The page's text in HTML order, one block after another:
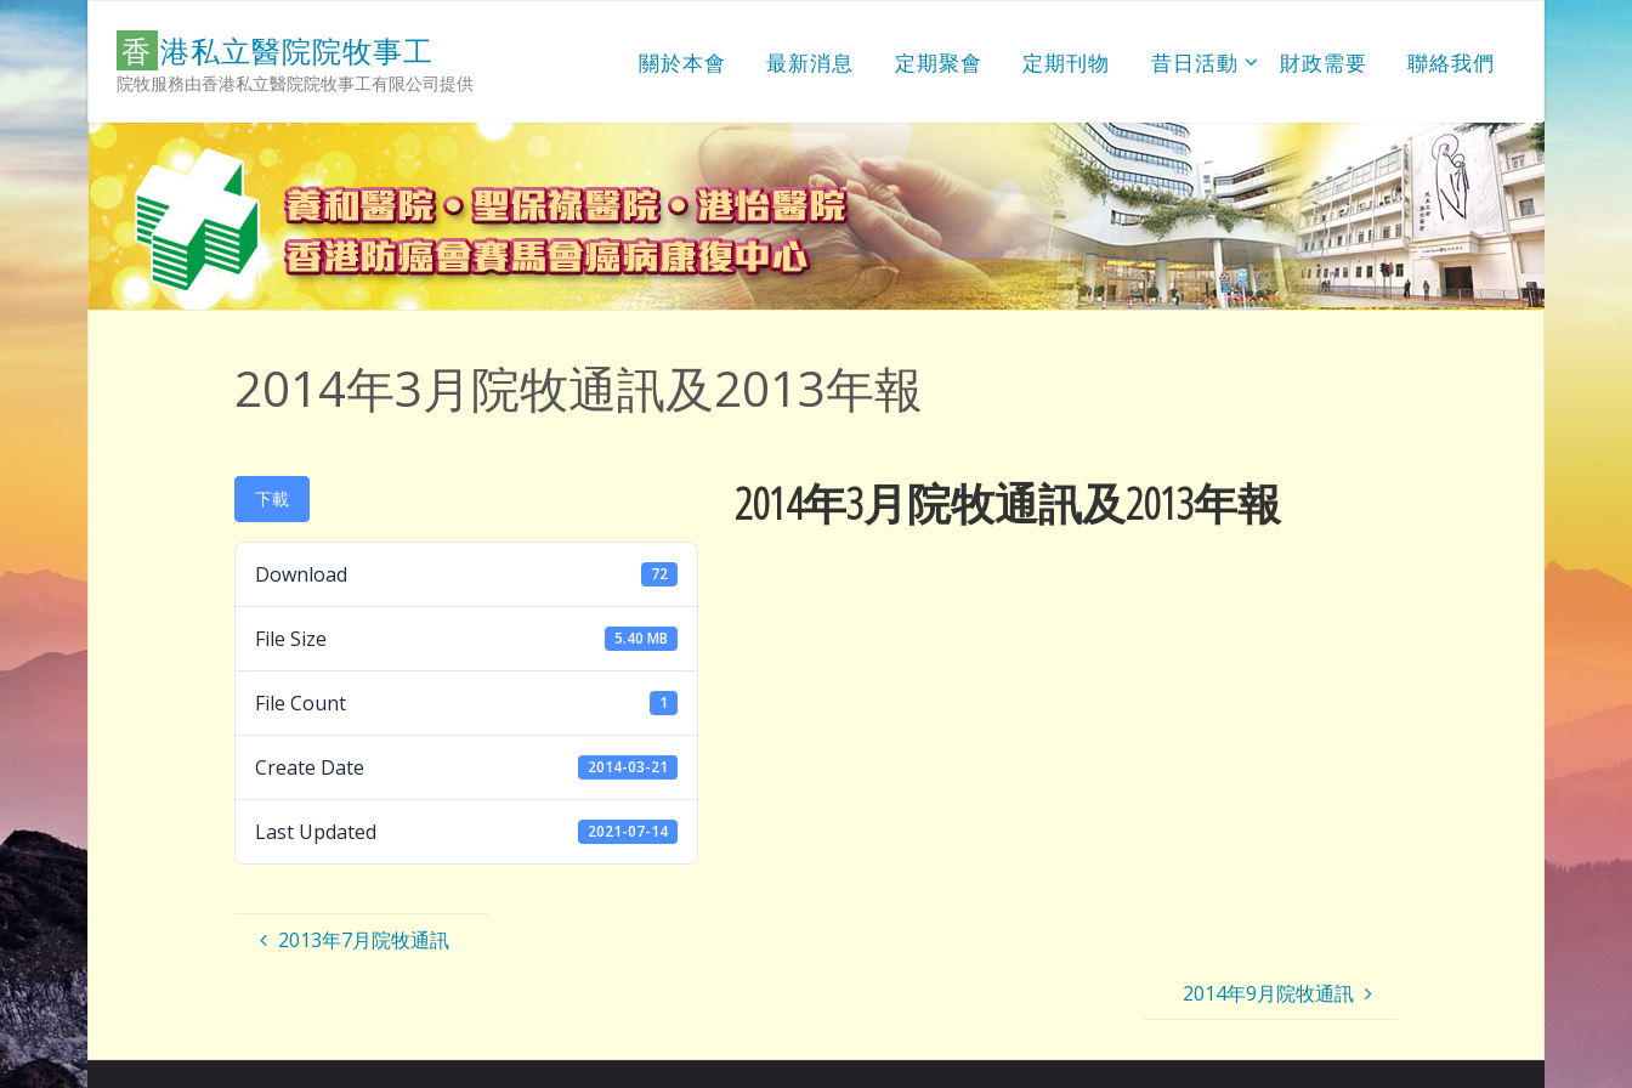
Skip
content
香 港私立醫院院牧事工
院牧服務由香港私立醫院院牧事工有限公司提供
關於本會 最新消息 定期聚會 定期刊物 昔日活動 財政需要 聯絡我們
2014年3月院牧通訊及2013年報
下載
Download 72
File Size 5.40 MB
File Count 1
Create Date 2014-03-21
Last Updated 2021-07-14
2014年3月院牧通訊及2013年報
2013年7月院牧通訊
2014年9月院牧通訊